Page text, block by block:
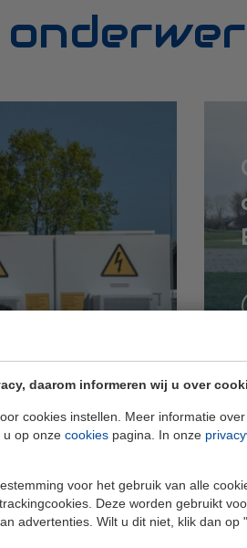
daarom informeren wij u over
cookies instellen. Meer informatie
u op onze cookies pagina. In onze
voor het gebruik van alle
Deze worden gebruikt
advertenties. Wilt u dit niet, klik dan op
energie